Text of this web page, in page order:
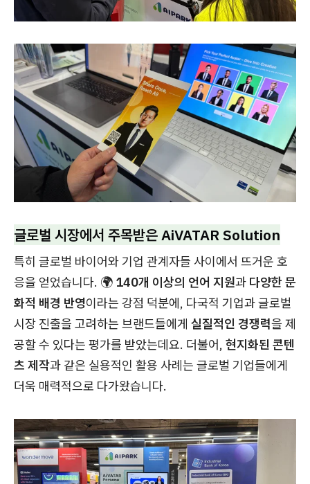
글로벌 시장에서 주목받은 AiVATAR Solution
특히 글로벌 바이어와 기업 관계자들 사이에서 뜨거운 호
응을 얻었습니다. 🌍 140개 이상의 언어 지원과 다양한 문
화적 배경 반영이라는 강점 덕분에, 다국적 기업과 글로벌
시장 진출을 고려하는 브랜드들에게 실질적인 경쟁력을 제
공할 수 있다는 평가를 받았는데요. 더불어, 현지화된 콘텐
츠 제작과 같은 실용적인 활용 사례는 글로벌 기업들에게
더욱 매력적으로 다가왔습니다.